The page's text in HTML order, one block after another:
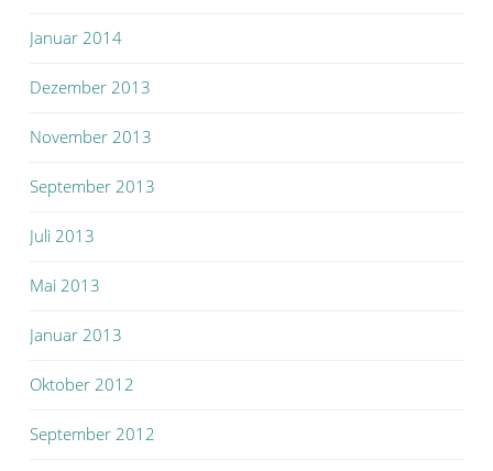
Januar 2014
Dezember 2013
November 2013
September 2013
Juli 2013
Mai 2013
Januar 2013
Oktober 2012
September 2012